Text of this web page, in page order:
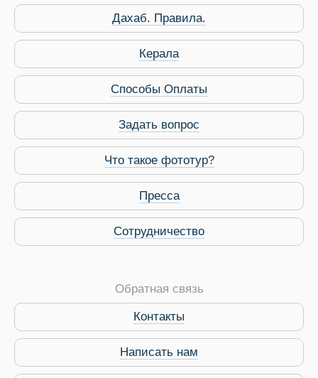
Дахаб Дахаб. Правила.
Керала
Способы Оплаты
Задать вопрос
Что такое фототур?
Пресса
Сотрудничество
Обратная связь
Контакты
Написать нам